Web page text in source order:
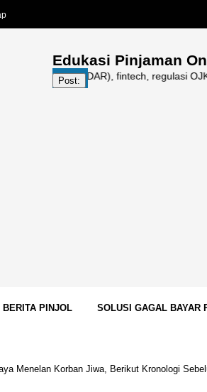
Edukasi Pinjaman
Post:
(PINDAR), fintech, regulasi OJK,
BERITA PINJOL SOLUSI GAGAL BAYAR
Menelan Korban Jiwa, Berikut Kronologi